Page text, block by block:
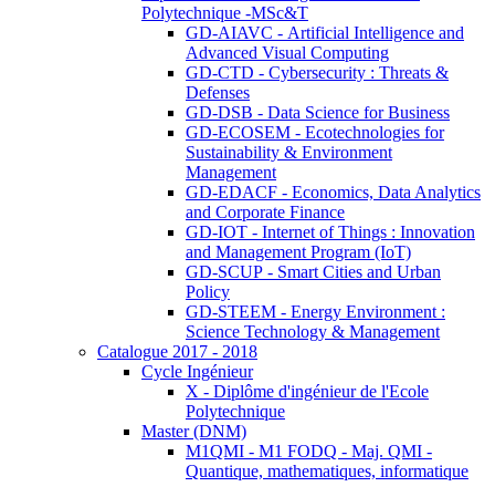
Polytechnique -MSc&T
GD-AIAVC - Artificial Intelligence and
Advanced Visual Computing
GD-CTD - Cybersecurity : Threats &
Defenses
GD-DSB - Data Science for Business
GD-ECOSEM - Ecotechnologies for
Sustainability & Environment
Management
GD-EDACF - Economics, Data Analytics
and Corporate Finance
GD-IOT - Internet of Things : Innovation
and Management Program (IoT)
GD-SCUP - Smart Cities and Urban
Policy
GD-STEEM - Energy Environment :
Science Technology & Management
Catalogue 2017 - 2018
Cycle Ingénieur
X - Diplôme d'ingénieur de l'Ecole
Polytechnique
Master (DNM)
M1QMI - M1 FODQ - Maj. QMI -
Quantique, mathematiques, informatique